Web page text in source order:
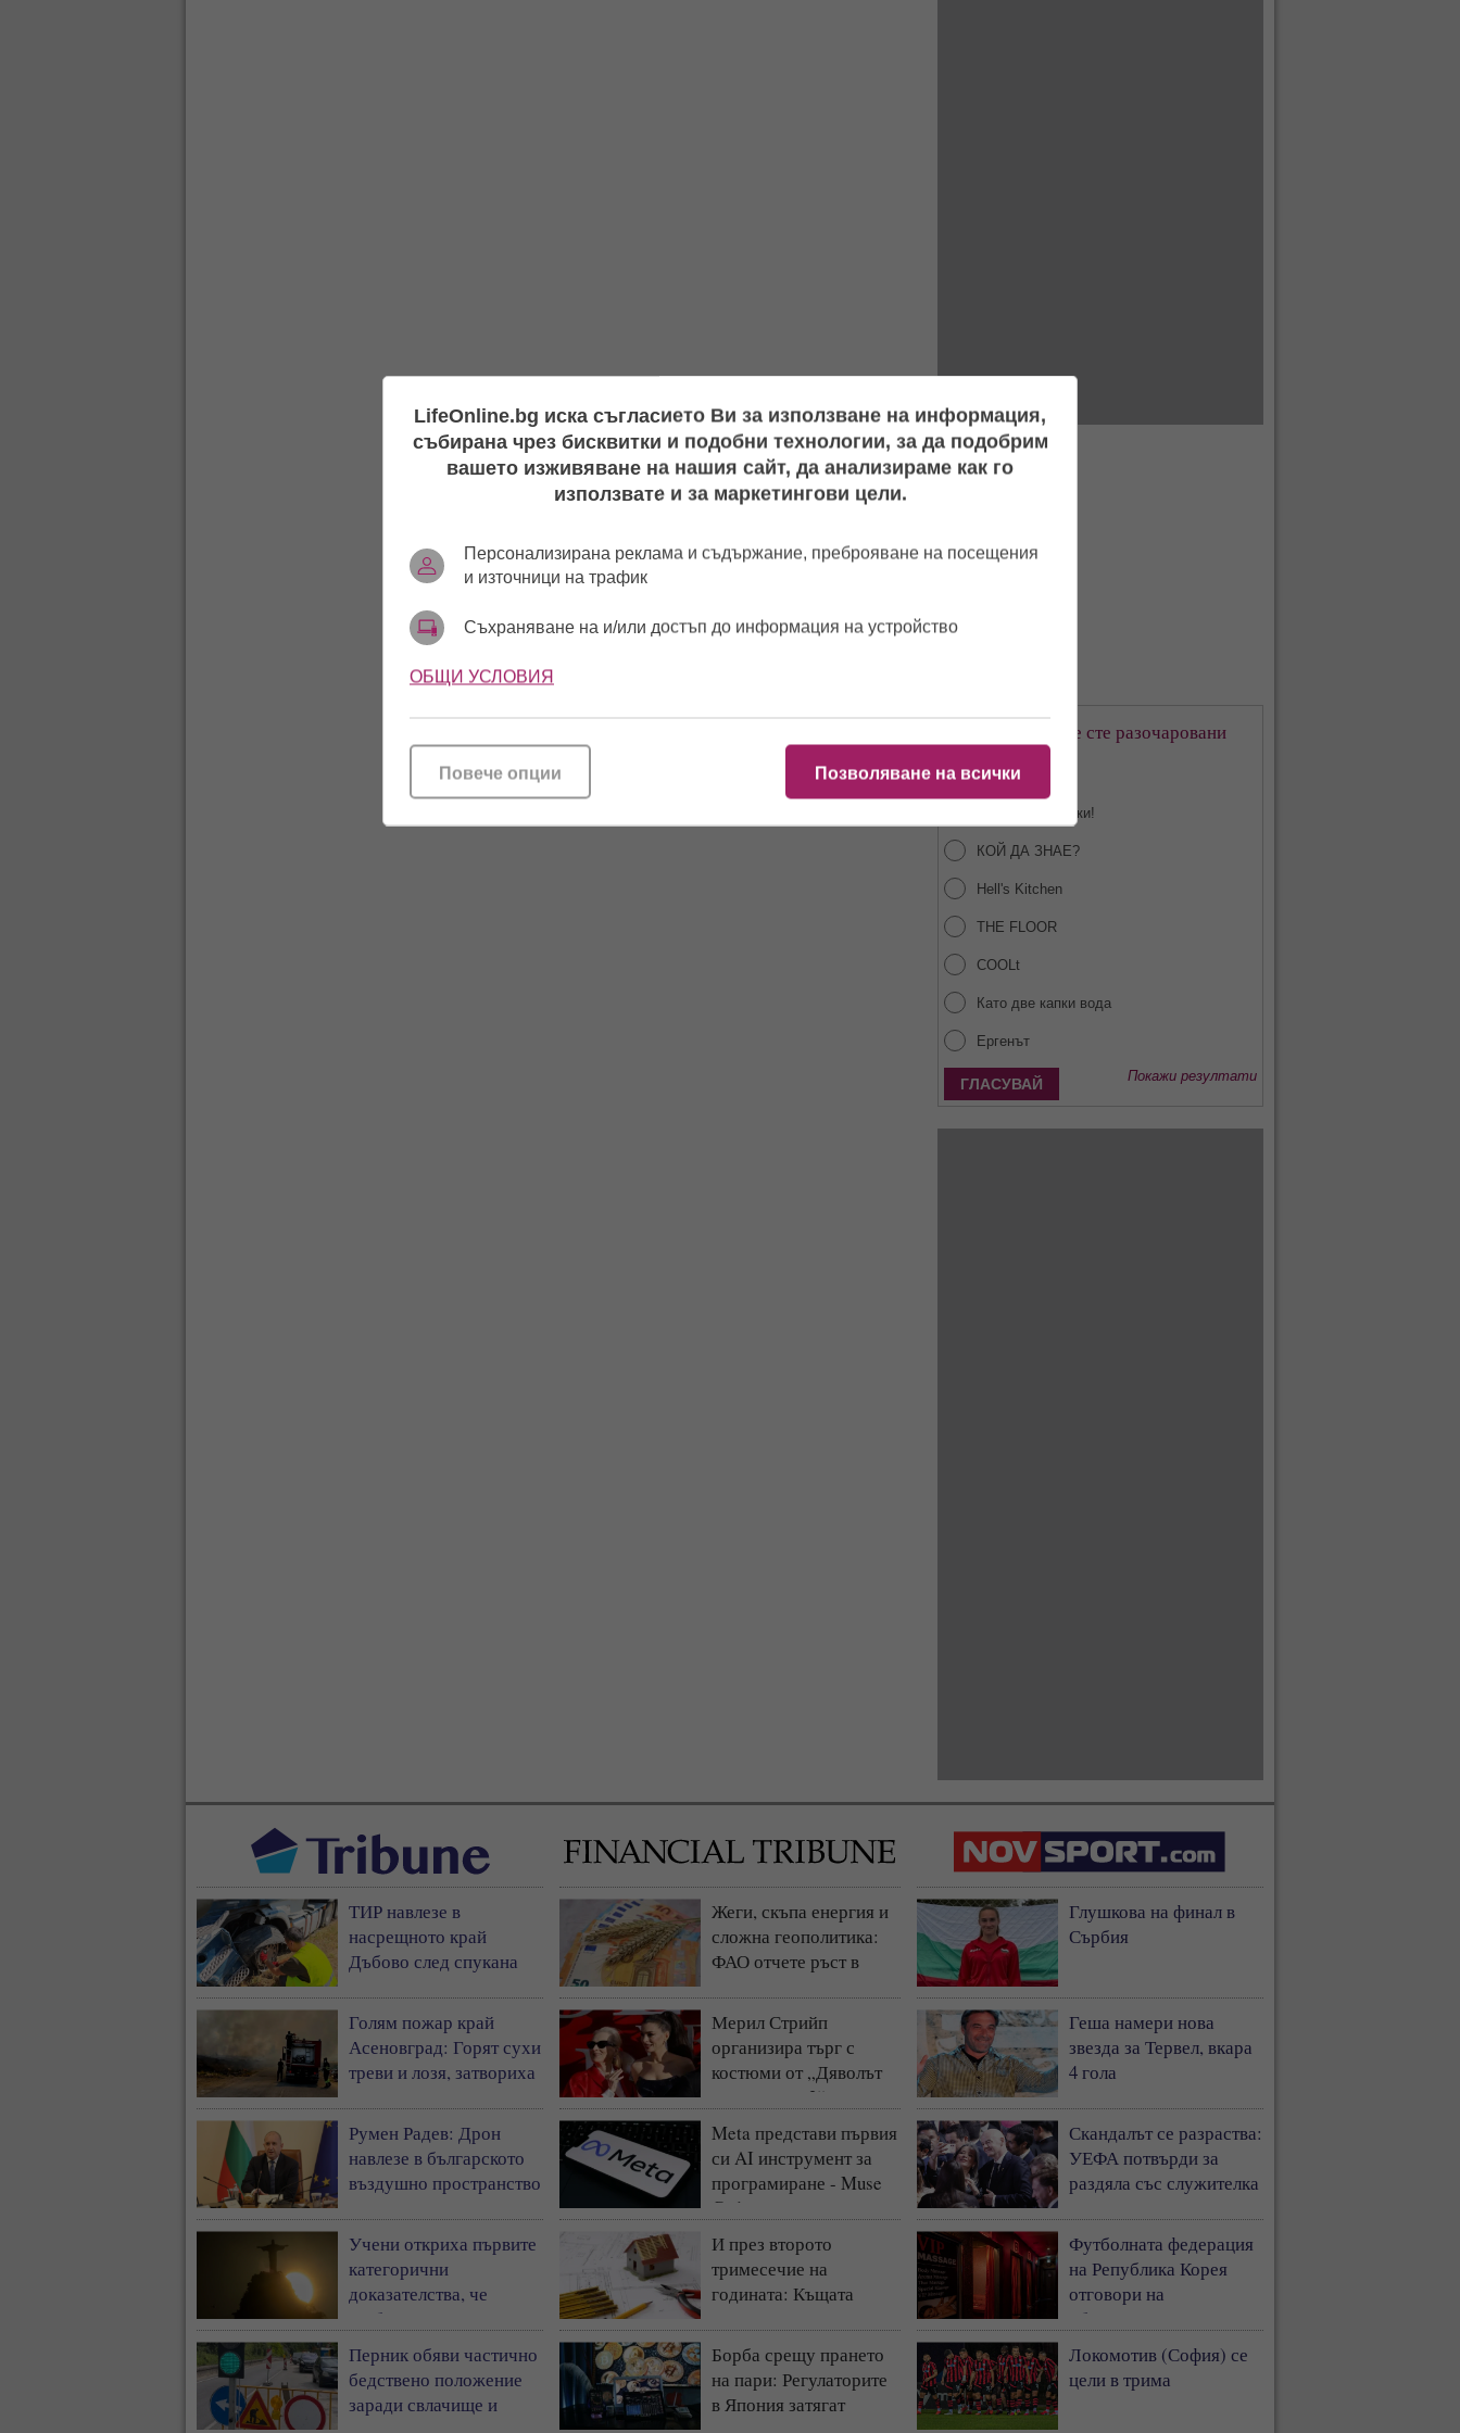
От кое предаване сте разочаровани
Харесвам всички!
КОЙ ДА ЗНАЕ?
Hell's Kitchen
THE FLOOR
COOLt
Като две капки вода
Ергенът
Покажи резултати
ТИР навлезе в
насрещното край
Дъбово след спукана
жертви
Голям пожар край
Асеновград: Горят сухи
треви и лозя, затвориха
Румен Радев: Дрон
навлезе в българското
въздушно пространство
границата с Румъния
Учени откриха първите
категорични
доказателства, че
глобалното затопляне се
ускорява
Перник обяви частично
бедствено положение
заради свлачище и
Жеги, скъпа енергия и
сложна геополитика:
ФАО отчете ръст в
храните
Мерил Стрийп
организира търг с
костюми от „Дяволът
носи Прада 2“
Meta представи първия
си AI инструмент за
програмиране - Muse
Code
И през второто
тримесечие на
годината: Къщата
най-предпочитаното
жилище у нас
Борба срещу прането
на пари: Регулаторите
в Япония затягат
Глушкова на финал в
Сърбия
Геша намери нова
звезда за Тервел, вкара
4 гола
Скандалът се разраства:
УЕФА потвърди за
раздяла със служителка
Футболната федерация
на Република Корея
отговори на
обвиненията, че е
плащала за сексуални
забавления на съдии
Локомотив (София) се
цели в трима
LifeOnline.bg иска съгласието Ви за използване на информация,
събирана чрез бисквитки и подобни технологии, за да подобрим
вашето изживяване на нашия сайт, да анализираме как го
използвате и за маркетингови цели.
Персонализирана реклама и съдържание, преброяване на посещения
и източници на трафик
Съхраняване на и/или достъп до информация на устройство
ОБЩИ УСЛОВИЯ
Позволяване на всички
Повече опции